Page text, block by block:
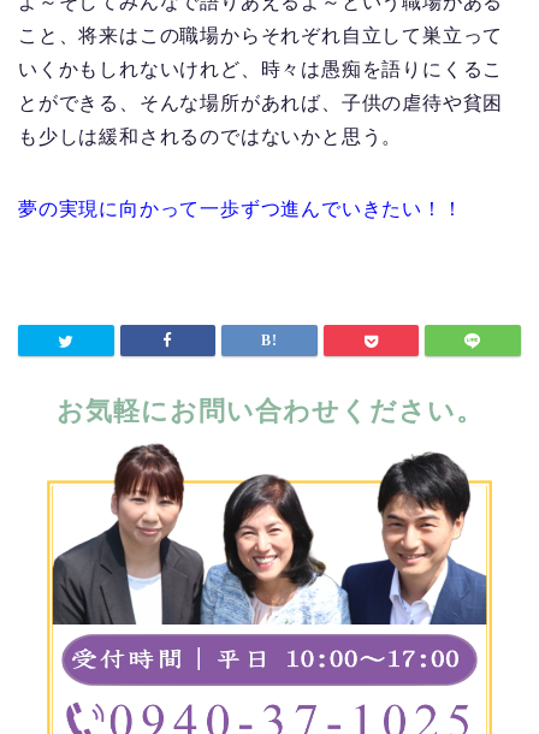
こと、将来はこの職場からそれぞれ自立して巣立って
いくかもしれないけれど、時々は愚痴を語りにくるこ
とができる、そんな場所があれば、子供の虐待や貧困
も少しは緩和されるのではないかと思う。
夢の実現に向かって一歩ずつ進んでいきたい！！
お気軽にお問い合わせください。